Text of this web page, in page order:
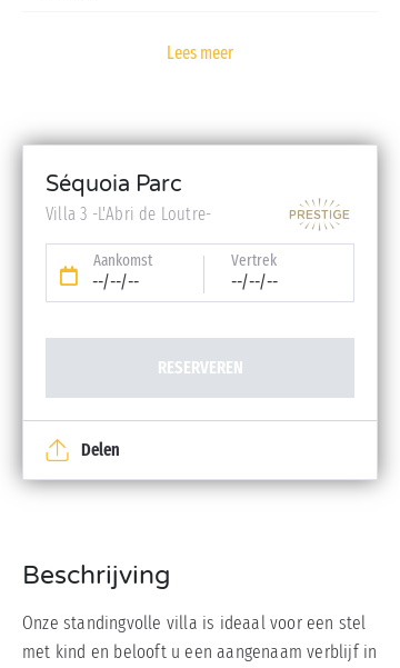
reservering)
Lees meer
Séquoia Parc
Villa 3 -L'Abri de Loutre-
Aankomst
--/--/--
Vertrek
--/--/--
RESERVEREN
Delen
Beschrijving
Onze standingvolle villa is ideaal voor een stel
met kind en belooft u een aangenaam verblijf in